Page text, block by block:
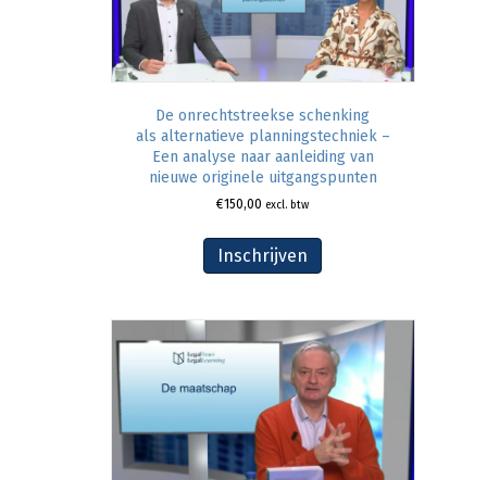
De onrechtstreekse schenking
als alternatieve planningstechniek –
Een analyse naar aanleiding van
nieuwe originele uitgangspunten
€150,00 excl. btw
Inschrijven